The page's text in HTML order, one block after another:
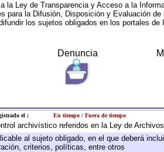
la Ley de Transparencia y Acceso a la
para la Difusión, Disposición y Evaluación
los sujetos obligados en los portales
Denuncia
el : En tiempo / Fuera de tiempo
archivístico referidos en la Ley de
al sujeto obligado, en el que deberá
criterios, políticas, entre otros